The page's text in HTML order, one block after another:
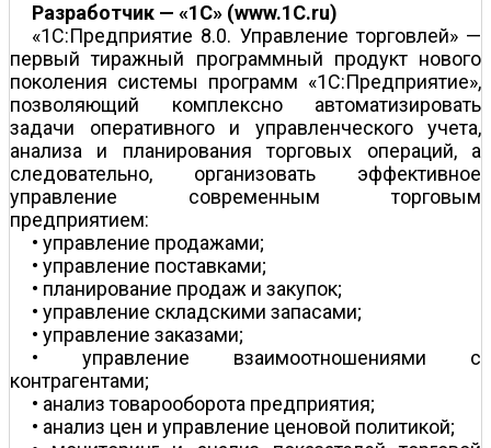
Разработчик — «1С» (www.1C.ru)
«1С:Предприятие 8.0. Управление торговлей» —
первый тиражный программный продукт нового
поколения системы программ «1С:Предприятие»,
позволяющий комплексно автоматизировать
задачи оперативного и управленческого учета,
анализа и планирования торговых операций, а
следовательно, организовать эффективное
управление современным торговым
предприятием:
• управление продажами;
• управление поставками;
• планирование продаж и закупок;
• управление складскими запасами;
• управление заказами;
• управление взаимоотношениями с
контрагентами;
• анализ товарооборота предприятия;
• анализ цен и управление ценовой политикой;